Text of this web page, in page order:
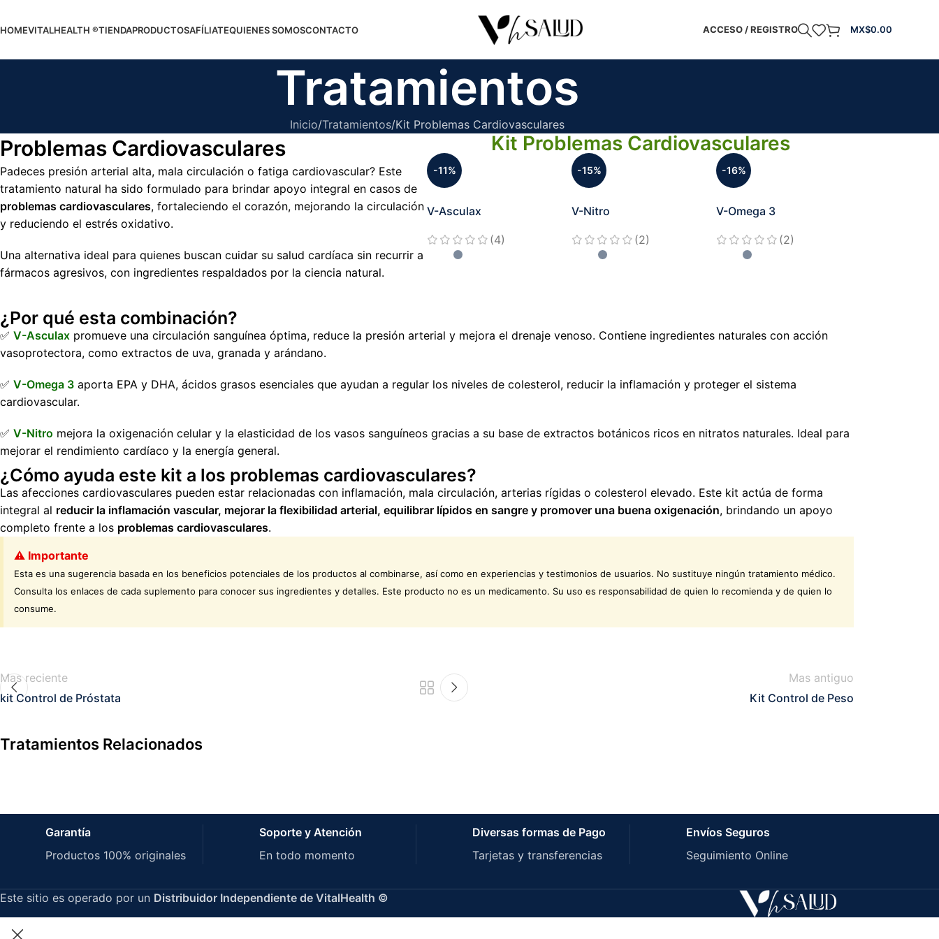
HOMEVITALHEALTH ®TIENDAPRODUCTOSAFÍLIATEQUIENES SOMOSCONTACTO ACCESO / REGISTRO MX$0.00
Tratamientos
Inicio Tratamientos Kit Problemas Cardiovasculares
Problemas Cardiovasculares
Padeces presión arterial alta, mala circulación o fatiga cardiovascular? Este
tratamiento natural ha sido formulado para brindar apoyo integral en casos de
problemas cardiovasculares, fortaleciendo el corazón, mejorando la circulación
y reduciendo el estrés oxidativo.
Una alternativa ideal para quienes buscan cuidar su salud cardíaca sin recurrir a
fármacos agresivos, con ingredientes respaldados por la ciencia natural.
Kit Problemas Cardiovasculares
-11%
V-Asculax
(4)
-15%
V-Nitro
(2)
-16%
V-Omega 3
(2)
¿Por qué esta combinación?
✅ V-Asculax promueve una circulación sanguínea óptima, reduce la presión arterial y mejora el drenaje venoso. Contiene ingredientes naturales con acción
vasoprotectora, como extractos de uva, granada y arándano.
✅ V-Omega 3 aporta EPA y DHA, ácidos grasos esenciales que ayudan a regular los niveles de colesterol, reducir la inflamación y proteger el sistema
cardiovascular.
✅ V-Nitro mejora la oxigenación celular y la elasticidad de los vasos sanguíneos gracias a su base de extractos botánicos ricos en nitratos naturales. Ideal para
mejorar el rendimiento cardíaco y la energía general.
¿Cómo ayuda este kit a los problemas cardiovasculares?
Las afecciones cardiovasculares pueden estar relacionadas con inflamación, mala circulación, arterias rígidas o colesterol elevado. Este kit actúa de forma
integral al reducir la inflamación vascular, mejorar la flexibilidad arterial, equilibrar lípidos en sangre y promover una buena oxigenación, brindando un apoyo
completo frente a los problemas cardiovasculares.
⚠️ Importante
Esta es una sugerencia basada en los beneficios potenciales de los productos al combinarse, así como en experiencias y testimonios de usuarios. No sustituye ningún tratamiento médico.
Consulta los enlaces de cada suplemento para conocer sus ingredientes y detalles. Este producto no es un medicamento. Su uso es responsabilidad de quien lo recomienda y de quien lo
consume.
Mas reciente
kit Control de Próstata
Mas antiguo
Kit Control de Peso
Tratamientos Relacionados
Circulatorio y Cardiovascular
Kit Control Mala Circulación y
Várices
Circulatorio y Cardiovascular
Kit Control Trombosis
Circulatorio y Cardiovascular
Kit Control de la Hipertensión
Garantía
Productos 100% originales
Soporte y Atención
En todo momento
Diversas formas de Pago
Tarjetas y transferencias
Envíos Seguros
Seguimiento Online
Este sitio es operado por un Distribuidor Independiente de VitalHealth ©